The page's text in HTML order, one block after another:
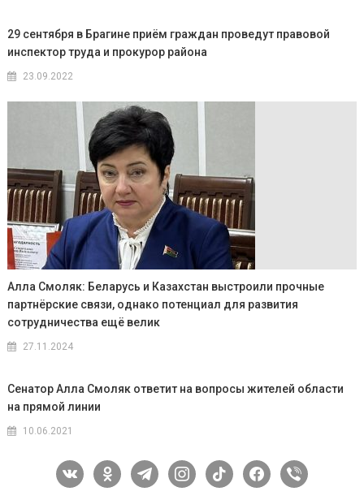
29 сентября в Брагине приём граждан проведут правовой
инспектор труда и прокурор района
23.09.2022
Алла Смоляк: Беларусь и Казахстан выстроили прочные
партнёрские связи, однако потенциал для развития
сотрудничества ещё велик
27.11.2024
Сенатор Алла Смоляк ответит на вопросы жителей области
на прямой линии
10.06.2021
vkontakteodnoklassniki
telegraminstagram
tiktok facebook
viber